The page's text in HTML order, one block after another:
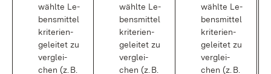
wähl­te Le­
bens­mit­tel
kri­te­ri­en­
ge­lei­tet zu
ver­glei­
chen (z. B.
wähl­te Le­
bens­mit­tel
kri­te­ri­en­
ge­lei­tet zu
ver­glei­
chen (z. B.
wähl­te Le­
bens­mit­tel
kri­te­ri­en­
ge­lei­tet zu
ver­glei­
chen (z. B.